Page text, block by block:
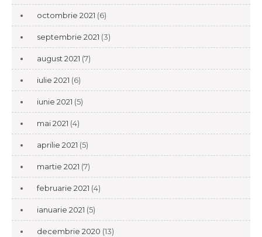
octombrie 2021 (6)
septembrie 2021 (3)
august 2021 (7)
iulie 2021 (6)
iunie 2021 (5)
mai 2021 (4)
aprilie 2021 (5)
martie 2021 (7)
februarie 2021 (4)
ianuarie 2021 (5)
decembrie 2020 (13)